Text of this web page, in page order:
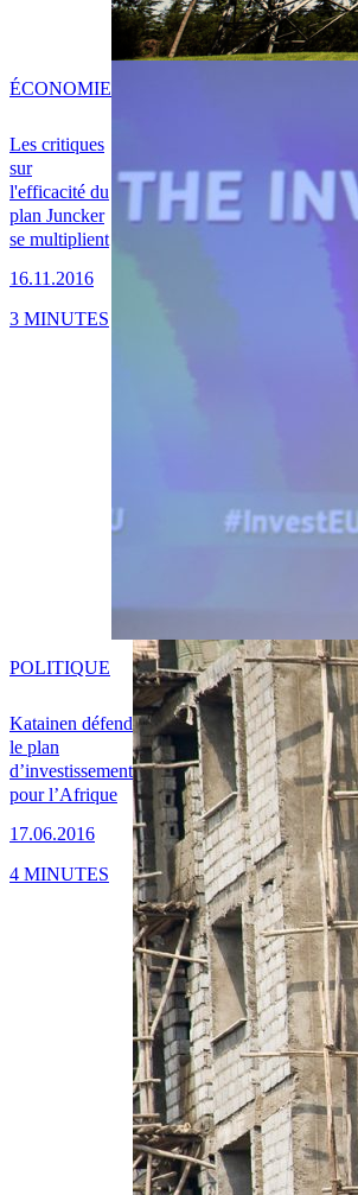
Les critiques
sur
l'efficacité du
plan Juncker
se multiplient
16.11.2016
ÉCONOMIE
3 MINUTES
Katainen défend
le plan
d’investissement
pour l’Afrique
17.06.2016
POLITIQUE
4 MINUTES